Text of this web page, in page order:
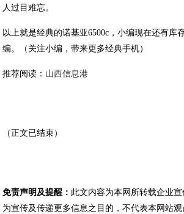
人过目难忘。
以上就是经典的诺基亚6500c，小编现在还有库
编。（关注小编，带来更多经典手机）
推荐阅读： 山西信息港
（正文已结束）
免责声明及提醒： 此文内容为本网所转载企业
为宣传及传递更多信息之目的，不代表本网站